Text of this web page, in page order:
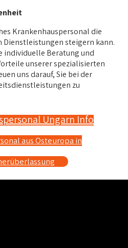
Krankenhauspersonal die
steigern kann.
individuelle Beratung und
unserer spezialisierten
uns darauf, Sie bei der
zu
Ungarn Info
aus Osteuropa in